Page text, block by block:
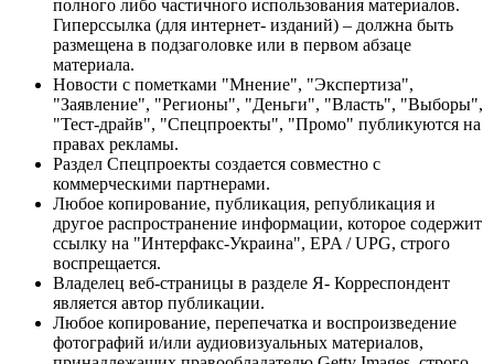
полного либо частичного использования материалов.
Гиперссылка (для интернет- изданий) – должна быть
размещена в подзаголовке или в первом абзаце
материала.
Новости с пометками "Мнение", "Экспертиза",
"Заявление", "Регионы", "Деньги", "Власть", "Выборы",
"Тест-драйв", "Спецпроекты", "Промо" публикуются на
правах рекламы.
Раздел Спецпроекты создается совместно с
коммерческими партнерами.
Любое копирование, публикация, републикация и
другое распространение информации, которое содержит
ссылку на "Интерфакс-Украина", EPA / UPG, строго
воспрещается.
Владелец веб-страницы в разделе Я- Корреспондент
является автор публикации.
Любое копирование, перепечатка и воспроизведение
фотографий и/или аудиовизуальных материалов,